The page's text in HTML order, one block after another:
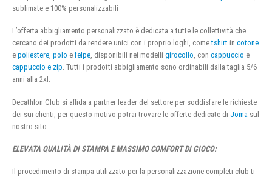
sublimate e 100% personalizzabili
L’offerta abbigliamento personalizzato è dedicata a tutte le collettività che
cercano dei prodotti da rendere unici con i proprio loghi, cometshirt in cotone
e poliestere, polo e felpe, disponibili nei modelli girocollo, con cappuccio e
cappuccio e zip. Tutti i prodotti abbigliamento sono ordinabili dalla taglia 5/6
anni alla 2xl.
Decathlon Club si affida a partner leader del settore per soddisfare le richieste
dei sui clienti, per questo motivo potrai trovare le offerte dedicate di Joma sul
nostro sito.
ELEVATA QUALITÀ DI STAMPA E MASSIMO COMFORT DI GIOCO:
Il procedimento di stampa utilizzato per la personalizzazione completi club ti